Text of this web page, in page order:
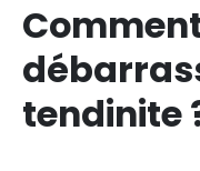
tendinite